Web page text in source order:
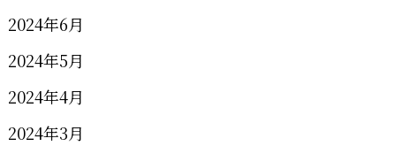
2024年6月
2024年5月
2024年4月
2024年3月